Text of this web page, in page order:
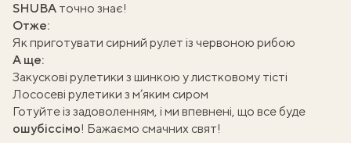
SHUBA точно знає!
Отже:
Як приготувати сирний рулет із червоною рибою
А ще:
Закускові рулетики з шинкою у листковому тісті
Лососеві рулетики з м’яким сиром
Готуйте із задоволенням, і ми впевнені, що все буде
ошубіссімо! Бажаємо смачних свят!